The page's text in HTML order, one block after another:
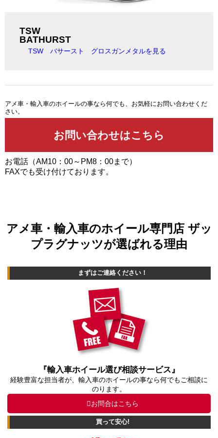
TSW
BATHURST
TSW バサースト グロスガンメタルを見る
アメ車・輸入車のホイールの事なら何でも、お気軽にお問い合わせくだ
さい。
お電話（AM10：00～PM8：00まで）
FAXでも受け付けております。
アメ車・輸入車のホイール専門店 ザッ
プラグナッツが選ばれる理由
まずはご連絡ください！
『輸入車ホイール選び相談サービス』
経験豊富な担当者が、輸入車のホイールの事なら何でもご相談に
のります。
お問合はこちら
買って安心!